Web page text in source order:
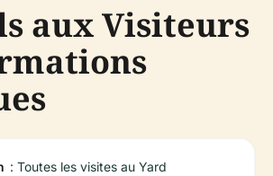
aux Visiteurs
: Toutes les visites au Yard